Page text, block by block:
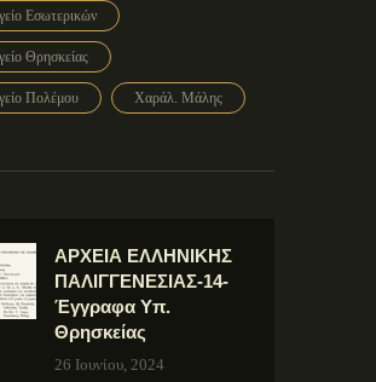
Εσωτερικών
Θρησκείας
Πολέμου Χαράλ. Μάλης
ΑΡΧΕΙΑ ΕΛΛΗΝΙΚΗΣ
ΠΑΛΙΓΓΕΝΕΣΙΑΣ-14-
Έγγραφα Υπ.
Θρησκείας
26 Ιουνίου, 2024